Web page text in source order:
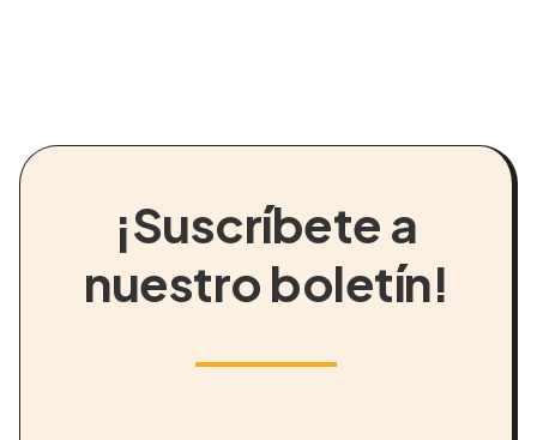
¡Suscríbete a
nuestro boletín!